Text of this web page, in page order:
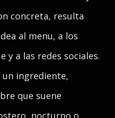
concreta, resulta
al menu, a los
y a las redes sociales.
un ingrediente,
que suene
nocturno o